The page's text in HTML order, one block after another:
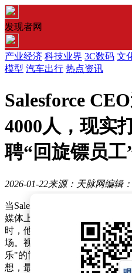
发现者网
产业经济 科技业界 3C数码 文
模型 汽车出行 热点资讯
Salesforce
4000人，现实
聘“回旋镖员工
2026-01-22来源：天脉网编辑
当Salesforce首席执行官马克·
媒体上兴奋地展示与马斯克人
时，他或许未曾预料到这场
场。视频中，这个被寄予厚望
乐"的简单指令都无法完成，
想，最终将这家客户关系管理